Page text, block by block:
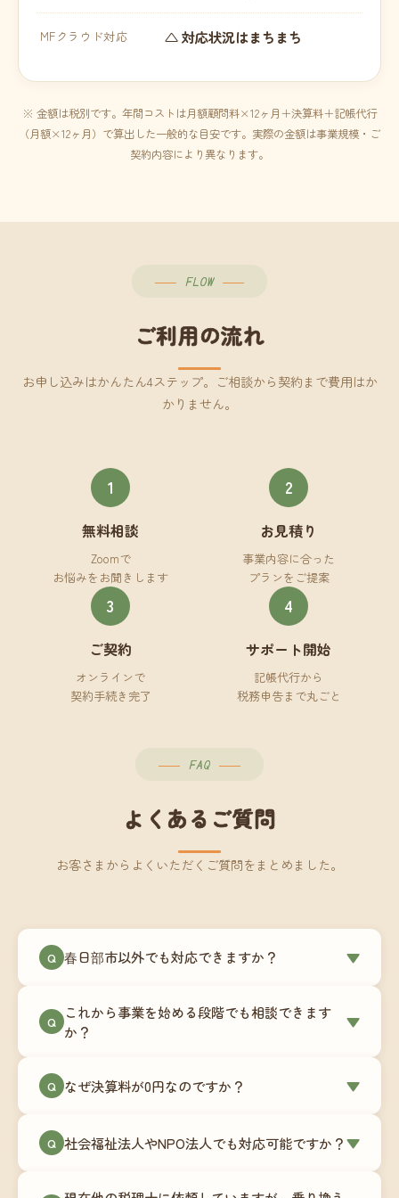
MFクラウド対応 △ 対応状況はまちまち
※ 金額は税別です。年間コストは月額顧問料×12ヶ月＋決算料＋記帳代行
（月額×12ヶ月）で算出した一般的な目安です。実際の金額は事業規模・ご
契約内容により異なります。
FLOW
ご利用の流れ
お申し込みはかんたん4ステップ。ご相談から契約まで費用はか
かりません。
1
無料相談
Zoomで
お悩みをお聞きします
2
お見積り
事業内容に合った
プランをご提案
3
ご契約
オンラインで
契約手続き完了
4
サポート開始
記帳代行から
税務申告まで丸ごと
FAQ
よくあるご質問
お客さまからよくいただくご質問をまとめました。
Q 春日部市以外でも対応できますか？ ▼
Zoomやチャットツールを使ったオンラインでのや
り取りが中心ですので、地域を問わずサポート可
の事業者さまにご利用いただいています。
Q
これから事業を始める段階でも相談できます
か？
▼
180,000円〜）をご用意しています。事業計画の段
談にも対応しています。
Q なぜ決算料が0円なのですか？ ▼
次で進めています。そのため、決算時に追加の作
リプション型の料金体系を実現しています。年間
Q 社会福祉法人やNPO法人でも対応可能ですか？▼